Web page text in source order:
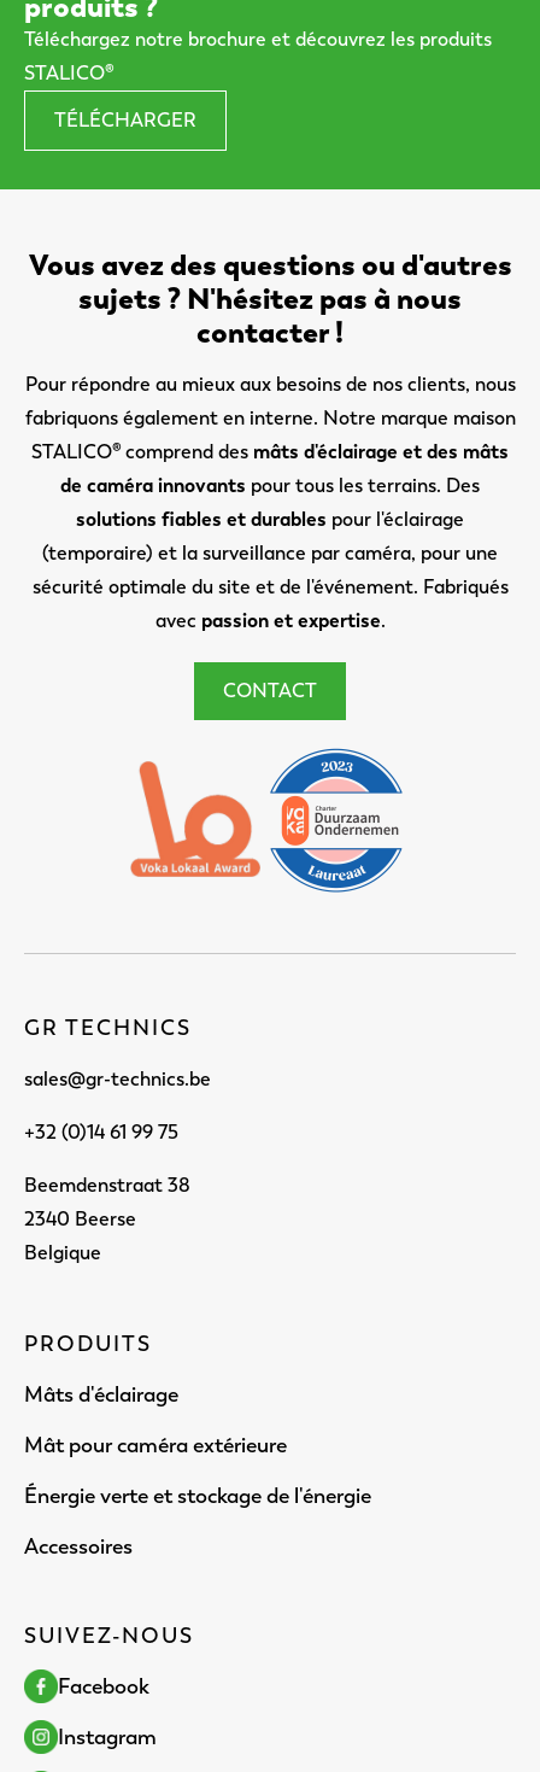
Téléchargez notre brochure et découvrez les produits
STALICO®
TÉLÉCHARGER
Vous avez des questions ou d'autres
sujets ? N'hésitez pas à nous
contacter !
Pour répondre au mieux aux besoins de nos clients, nous
fabriquons également en interne. Notre marque maison
STALICO® comprend des mâts d'éclairage et des mâts
de caméra innovants pour tous les terrains. Des
solutions fiables et durables pour l'éclairage
(temporaire) et la surveillance par caméra, pour une
sécurité optimale du site et de l'événement. Fabriqués
avec passion et expertise.
CONTACT
GR TECHNICS
sales@gr-technics.be
+32 (0)14 61 99 75
Beemdenstraat 38
2340 Beerse
Belgique
PRODUITS
Mâts d'éclairage
Mât pour caméra extérieure
Énergie verte et stockage de l'énergie
Accessoires
SUIVEZ-NOUS
Facebook
Instagram